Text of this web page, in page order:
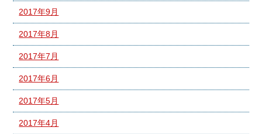
2017年9月
2017年8月
2017年7月
2017年6月
2017年5月
2017年4月